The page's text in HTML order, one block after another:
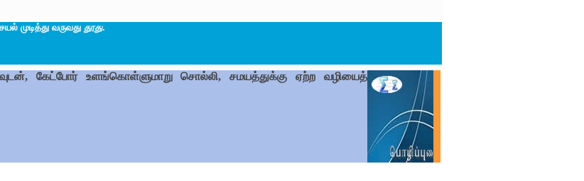
முடித்து வருவது தூது.
கேட்போர் உளங்கொள்ளுமாறு சொல்லி, சமயத்துக்கு ஏற்ற வழியைத்